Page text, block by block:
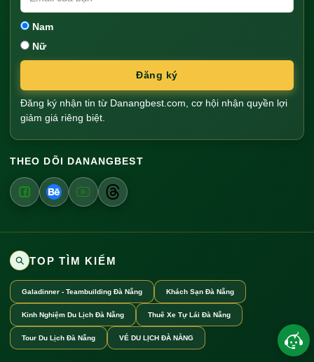
Nam
Nữ
Đăng ký
Đăng ký nhận tin từ Danangbest.com, cơ hội nhận quyền lợi
giảm giá riêng biệt.
THEO DÕI DANANGBEST
TOP TÌM KIẾM
Galadinner - Teambuilding Đà Nẵng Khách Sạn Đà Nẵng
Kinh Nghiệm Du Lịch Đà Nẵng Thuê Xe Tự Lái Đà Nẵng
Tour Du Lịch Đà Nẵng VÉ DU LỊCH ĐÀ NẴNG